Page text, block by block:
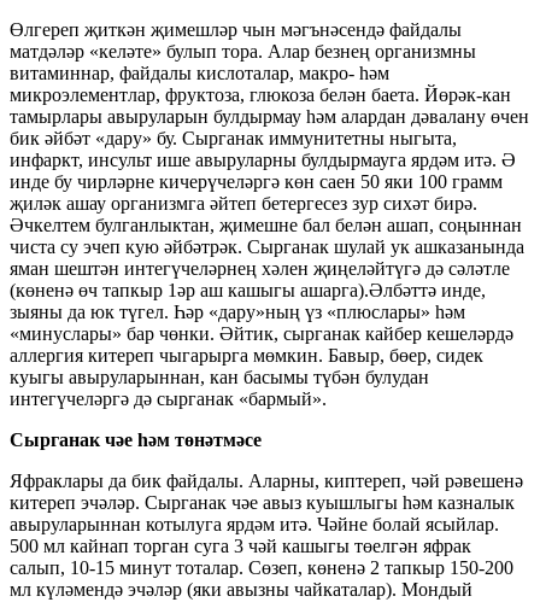
Өлгереп җиткән җимешләр чын мәгънәсендә файдалы
матдәләр «келәте» булып тора. Алар безнең организмны
витаминнар, файдалы кислоталар, макро- һәм
микроэлементлар, фруктоза, глюкоза белән баета. Йөрәк-кан
тамырлары авыруларын булдырмау һәм алардан дәвалану өчен
бик әйбәт «дару» бу. Сырганак иммунитетны ныгыта,
инфаркт, инсульт ише авыруларны булдырмауга ярдәм итә. Ә
инде бу чирләрне кичерүчеләргә көн саен 50 яки 100 грамм
җиләк ашау организмга әйтеп бетергесез зур сихәт бирә.
Әчкелтем булганлыктан, җимешне бал белән ашап, соңыннан
чиста су эчеп кую әйбәтрәк. Сырганак шулай ук ашказанында
яман шештән интегүчеләрнең хәлен җиңеләйтүгә дә сәләтле
(көненә өч тапкыр 1әр аш кашыгы ашарга).Әлбәттә инде,
зыяны да юк түгел. Һәр «дару»ның үз «плюслары» һәм
«минуслары» бар чөнки. Әйтик, сырганак кайбер кешеләрдә
аллергия китереп чыгарырга мөмкин. Бавыр, бөер, сидек
куыгы авыруларыннан, кан басымы түбән булудан
интегүчеләргә дә сырганак «бармый».
Сырганак чәе һәм төнәтмәсе
Яфраклары да бик файдалы. Аларны, киптереп, чәй рәвешенә
китереп эчәләр. Сырганак чәе авыз куышлыгы һәм казналык
авыруларыннан котылуга ярдәм итә. Чәйне болай ясыйлар.
500 мл кайнап торган суга 3 чәй кашыгы төелгән яфрак
салып, 10-15 минут тоталар. Сөзеп, көненә 2 тапкыр 150-200
мл күләмендә эчәләр (яки авызны чайкаталар). Мондый